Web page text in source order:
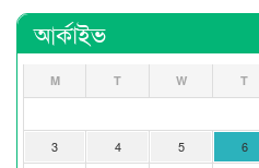
আর্কাইভ
M T W T
3
4 5 6